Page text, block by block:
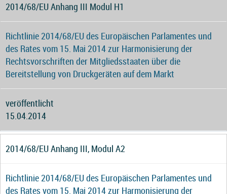
2014/68/EU Anhang III Modul H1
Richtlinie 2014/68/EU des Europäischen Parlamentes und
des Rates vom 15. Mai 2014 zur Harmonisierung der
Rechtsvorschriften der Mitgliedsstaaten über die
Bereitstellung von Druckgeräten auf dem Markt
veröffentlicht
15.04.2014
2014/68/EU Anhang III, Modul A2
Richtlinie 2014/68/EU des Europäischen Parlamentes und
des Rates vom 15. Mai 2014 zur Harmonisierung der